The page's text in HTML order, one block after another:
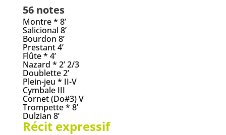
56 notes
Montre * 8’
Salicional 8’
Bourdon 8’
Prestant 4’
Flûte * 4’
Nazard * 2’ 2/3
Doublette 2’
Plein-jeu * II-V
Cymbale III
Cornet (Do#3) V
Trompette * 8’
Dulzian 8’
Récit expressif